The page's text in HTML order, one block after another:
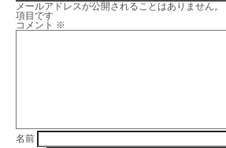
メールアドレスが公開されることはありません。
項目です
コメント ※
名前